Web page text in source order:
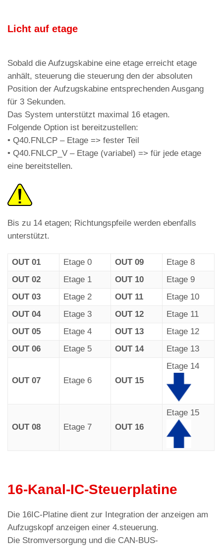
Licht auf etage
Sobald die Aufzugskabine eine etage erreicht etage
anhält, steuerung die steuerung den der absoluten
Position der Aufzugskabine entsprechenden Ausgang
für 3 Sekunden.
Das System unterstützt maximal 16 etagen.
Folgende Option ist bereitzustellen:
• Q40.FNLCP – Etage => fester Teil
• Q40.FNLCP_V – Etage (variabel) => für jede etage
eine bereitstellen.
Bis zu 14 etagen; Richtungspfeile werden ebenfalls
unterstützt.
OUT 01 Etage 0 OUT 09
Etage 8
OUT 02
Etage 1 OUT 10
Etage 9
OUT 03
Etage 2 OUT 11
Etage 10
OUT 04
Etage 3 OUT 12
Etage 11
OUT 05
Etage 4 OUT 13
Etage 12
OUT 06
Etage 5 OUT 14 Etage 13
OUT 07 Etage 6 OUT 15
Etage 14
OUT 08 Etage 7 OUT 16
Etage 15
16-Kanal-IC-Steuerplatine
Die 16IC-Platine dient zur Integration der anzeigen am
Aufzugskopf anzeigen einer 4.steuerung.
Die Stromversorgung und die CAN-BUS-